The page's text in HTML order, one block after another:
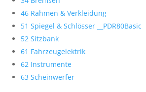
46 Rahmen & Verkleidung
51 Spiegel & Schlösser __PDR80Basic
52 Sitzbank
61 Fahrzeugelektrik
62 Instrumente
63 Scheinwerfer